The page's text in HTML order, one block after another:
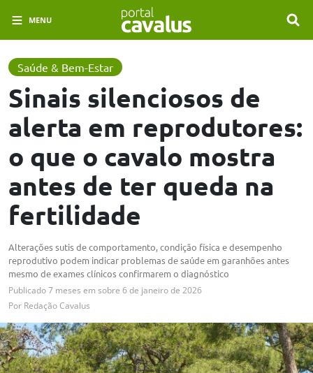
MENU
Saúde & Bem-Estar
Sinais silenciosos de
alerta em reprodutores:
o que o cavalo mostra
antes de ter queda na
fertilidade
Alterações sutis de comportamento, condição física e desempenho
reprodutivo podem indicar problemas de saúde em garanhões antes
mesmo de exames clínicos confirmarem o diagnóstico
Publicado7 meses em sobre 6 de janeiro de 2026
Por Redação Cavalus